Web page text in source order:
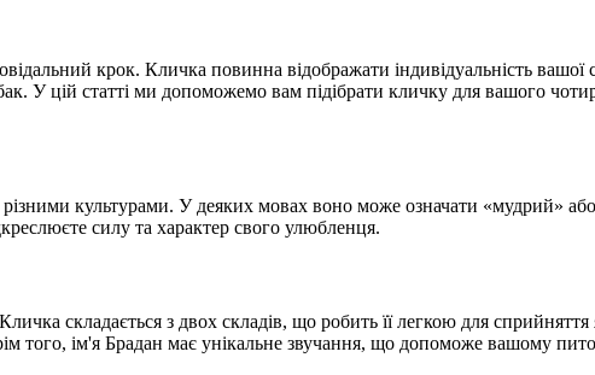
крок. Кличка повинна відображати індивідуальність
У цій статті ми допоможемо вам підібрати кличку для вашого
культурами. У деяких мовах воно може означати «мудрий»
силу та характер свого улюбленця.
складається з двох складів, що робить її легкою для
того, ім'я Брадан має унікальне звучання, що допоможе вашому